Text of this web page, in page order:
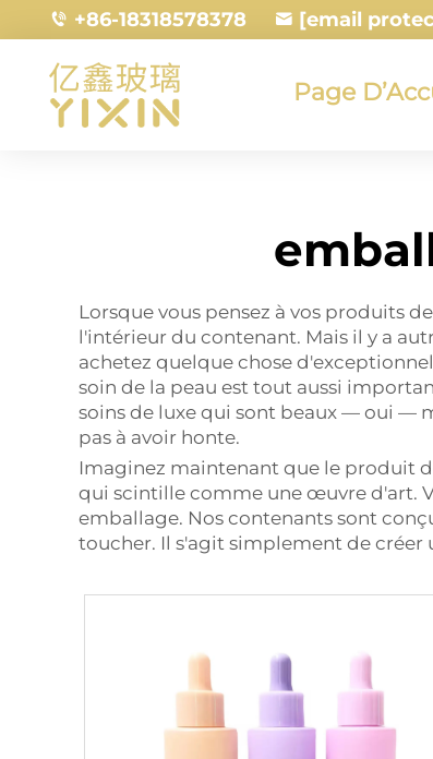
+86-18318578378 [email
Page
Lorsque vous pensez à vos produits
l'intérieur du contenant. Mais il y a
achetez quelque chose
soin de la peau est tout aussi
soins de luxe qui sont beaux — oui —
pas à avoir honte.
Imaginez maintenant que le produit
qui scintille comme une œuvre d'art.
emballage. Nos contenants sont
toucher. Il s'agit simplement de créer